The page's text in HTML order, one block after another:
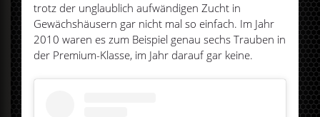
trotz der unglaublich aufwändigen Zucht in
Gewächshäusern gar nicht mal so einfach. Im Jahr
2010 waren es zum Beispiel genau sechs Trauben in
der Premium-Klasse, im Jahr darauf gar keine.